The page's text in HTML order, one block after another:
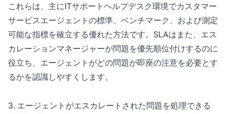
これらは、主にITサポートヘルプデスク環境でカスタマー
サービスエージェントの標準、ベンチマーク、および測定
可能な指標を確立する優れた方法です。SLAはまた、エス
カレーションマネージャーが問題を優先順位付けするのに
役立ち、エージェントがどの問題が即座の注意を必要とす
るかを認識しやすくします。
3. エージェントがエスカレートされた問題を処理できる